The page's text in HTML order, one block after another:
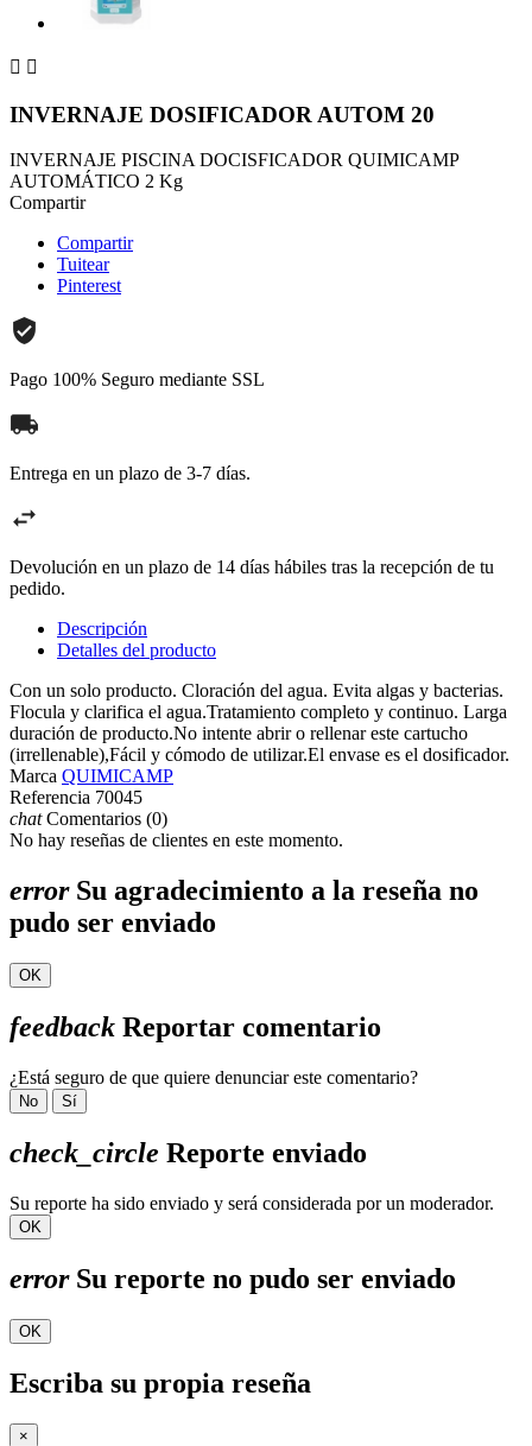
 
INVERNAJE DOSIFICADOR AUTOM 20
INVERNAJE PISCINA DOCISFICADOR QUIMICAMP
AUTOMÁTICO 2 Kg
Compartir
Compartir
Tuitear
Pinterest
Pago 100% Seguro mediante SSL
Entrega en un plazo de 3-7 días.
Devolución en un plazo de 14 días hábiles tras la recepción de tu
pedido.
Descripción
Detalles del producto
Con un solo producto. Cloración del agua. Evita algas y bacterias.
Flocula y clarifica el agua.Tratamiento completo y continuo. Larga
duración de producto.No intente abrir o rellenar este cartucho
(irrellenable),Fácil y cómodo de utilizar.El envase es el dosificador.
Marca QUIMICAMP
Referencia 70045
chatComentarios (0)
No hay reseñas de clientes en este momento.
errorSu agradecimiento a la reseña no
pudo ser enviado
OK
feedback Reportar comentario
¿Está seguro de que quiere denunciar este comentario?
No Sí
check_circle Reporte enviado
Su reporte ha sido enviado y será considerada por un moderador.
OK
errorSu reporte no pudo ser enviado
OK
Escriba su propia reseña
×